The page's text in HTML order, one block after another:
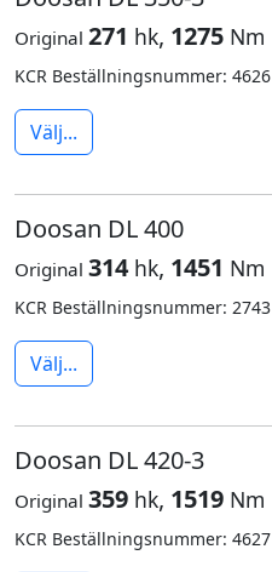
Original 271 hk, 1275 Nm
KCR Beställningsnummer: 4626
Välj...
Doosan DL 400
Original 314 hk, 1451 Nm
KCR Beställningsnummer: 2743
Välj...
Doosan DL 420-3
Original 359 hk, 1519 Nm
KCR Beställningsnummer: 4627